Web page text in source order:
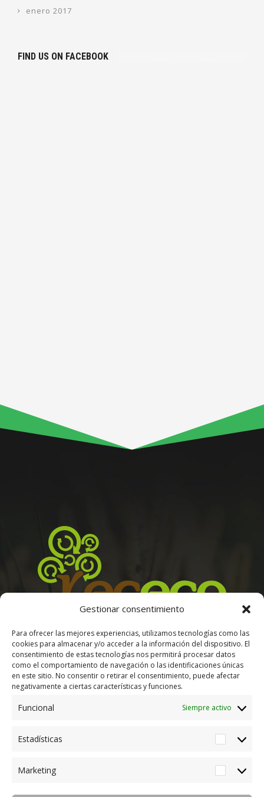
Gestionar consentimiento
Para ofrecer las mejores experiencias, utilizamos tecnologías como las
cookies para almacenar y/o acceder a la información del dispositivo. El
consentimiento de estas tecnologías nos permitirá procesar datos
como el comportamiento de navegación o las identificaciones únicas
en este sitio. No consentir o retirar el consentimiento, puede afectar
negativamente a ciertas características y funciones.
Funcional Siempre activo
Estadísticas
Marketing
enero 2017
FIND US ON FACEBOOK
M-206, 28830 San Fernando de Henares, Madrid
Tel. +34 91 676 42 85
E-mail. info@paletsrecicladosmadrid.es
©2024 RECECO - Reciclaje Ecológico Madrid. |
Política